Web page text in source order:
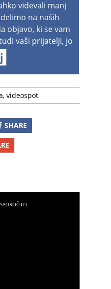
videvali manj
na naših
objavo, ki se vam
vaši prijatelji, jo
, videospot
SHARE